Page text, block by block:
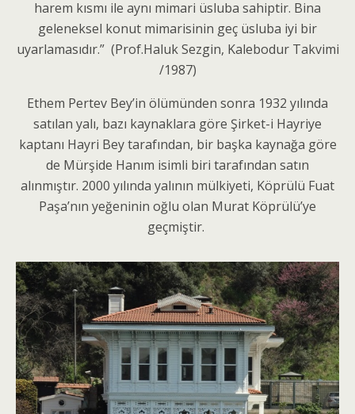
harem kısmı ile aynı mimari üsluba sahiptir. Bina
geleneksel konut mimarisinin geç üsluba iyi bir
uyarlamasıdır.” (Prof.Haluk Sezgin, Kalebodur Takvimi
/1987)
Ethem Pertev Bey’in ölümünden sonra 1932 yılında
satılan yalı, bazı kaynaklara göre Şirket-i Hayriye
kaptanı Hayri Bey tarafından, bir başka kaynağa göre
de Mürşide Hanım isimli biri tarafından satın
alınmıştır. 2000 yılında yalının mülkiyeti, Köprülü Fuat
Paşa’nın yeğeninin oğlu olan Murat Köprülü’ye
geçmiştir.